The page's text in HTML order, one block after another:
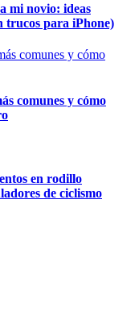
mi novio: ideas
trucos para iPhone)
comunes y cómo
en rodillo
de ciclismo